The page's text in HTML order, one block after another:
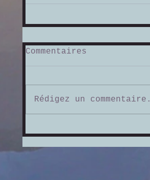
Commentaires
Rédigez un